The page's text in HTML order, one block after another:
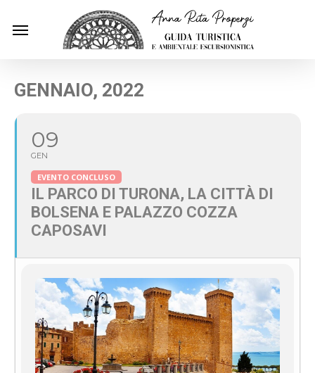
Menu
GENNAIO, 2022
09
GEN
EVENTO CONCLUSO
IL PARCO DI TURONA, LA CITTÀ DI
BOLSENA E PALAZZO COZZA
CAPOSAVI